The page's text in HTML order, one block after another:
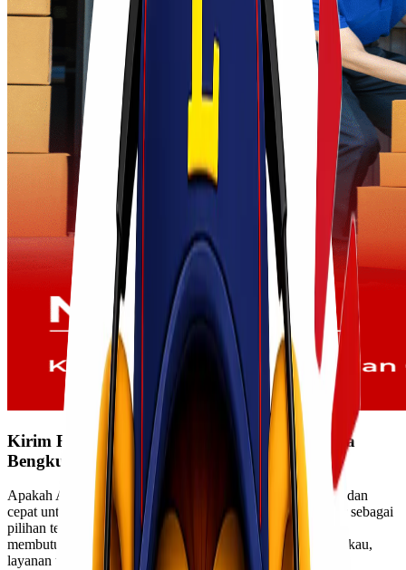
Kirim Barang Murah dan Cepat Rute Jakarta
Bengkulu
Apakah Anda sedang mencari solusi ekspedisi yang murah dan
cepat untuk rute Jakarta – Bengkulu?
Lionel Express
hadir sebagai
pilihan tepat bagi pelaku bisnis maupun individu yang
membutuhkan jasa pengiriman barang dengan harga terjangkau,
layanan terpercaya, serta waktu tempuh yang efisien.